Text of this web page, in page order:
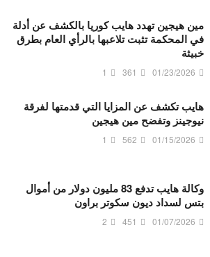
مين هيجين تهدد هايب كوريا بالكشف عن أدلة
في المحكمة تثبت تلاعبها بالرأي العام بطرق
خبيثة
01/23/2026
361
1
هايب تكشف عن المزايا التي قدمتها لفرقة
نيوجينز وتفضح مين هيجين
01/15/2026
562
1
وكالة هايب تدفع 83 مليون دولار من أموال
بتس لسداد ديون سكوتر براون
01/07/2026
451
2